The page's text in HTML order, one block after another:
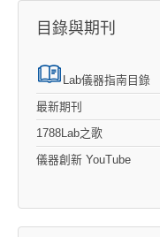
目錄與期刊
Lab儀器指南目錄
最新期刊
1788Lab之歌
儀器創新 YouTube